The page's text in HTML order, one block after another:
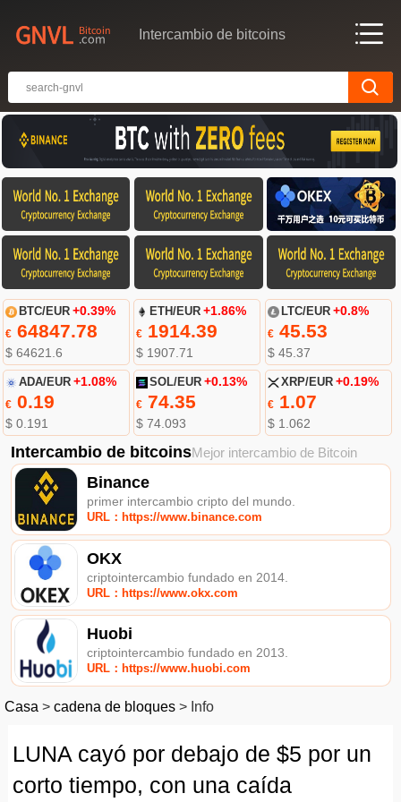
Intercambio de bitcoins
BTC/EUR +0.39%
€64847.78
$ 64621.6
ETH/EUR +1.86%
€ 1914.39
$ 1907.71
LTC/EUR +0.8%
€45.53
$ 45.37
ADA/EUR +1.08%
€0.19
$ 0.191
SOL/EUR +0.13%
€ 74.35
$ 74.093
XRP/EUR +0.19%
€1.07
$ 1.062
Intercambio de bitcoinsMejor intercambio de Bitcoin
Binance
primer intercambio cripto del mundo.
URL：https://www.binance.com
OKX
criptointercambio fundado en 2014.
URL：https://www.okx.com
Huobi
criptointercambio fundado en 2013.
URL：https://www.huobi.com
Casa > cadena de bloques > Info
LUNA cayó por debajo de $5 por un
corto tiempo, con una caída